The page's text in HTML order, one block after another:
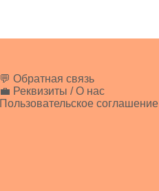
💬 Обратная связь
💼 Реквизиты / О нас
Пользовательское соглашение